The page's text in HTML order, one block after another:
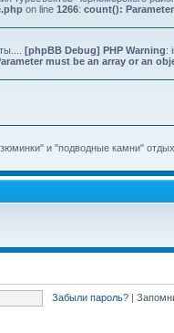
on line 1266: count():
[phpBB Debug] PHP Warning:
must be an array or an
и "подводные камни"
Забыли пароль? |